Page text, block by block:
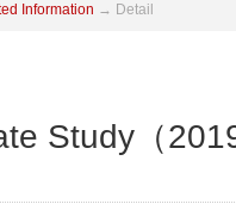
Information → Detail
Study（2019